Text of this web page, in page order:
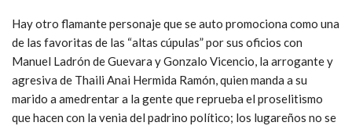
Hay otro flamante personaje que se auto promociona como una
de las favoritas de las “altas cúpulas” por sus oficios con
Manuel Ladrón de Guevara y Gonzalo Vicencio, la arrogante y
agresiva de Thaili Anai Hermida Ramón, quien manda a su
marido a amedrentar a la gente que reprueba el proselitismo
que hacen con la venia del padrino político; los lugareños no se